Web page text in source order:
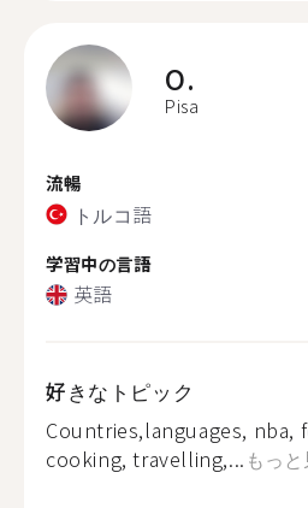
O.
Pisa
流暢
トルコ語
学習中の言語
英語
好きなトピック
Countries,languages, nba,
cooking, travelling,... もっ